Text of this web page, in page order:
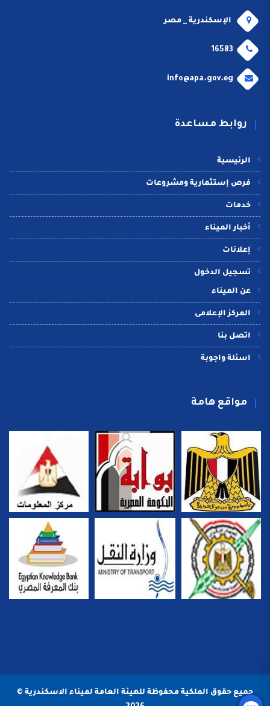
الإسكندرية _ مصر
16583
info@apa.gov.eg
روابط مساعدة
الرئيسية
فرص إستثمارية ومشروعات
خدمات
أخبار الميناء
إعلانات
تسجيل الدخول
عن الميناء
المركز الإعلامى
اتصل بنا
اسئلة واجوبة
مواقع هامة
جميع حقوق الملكية محفوظة للهيئة العامة لميناء الاسكندرية ©